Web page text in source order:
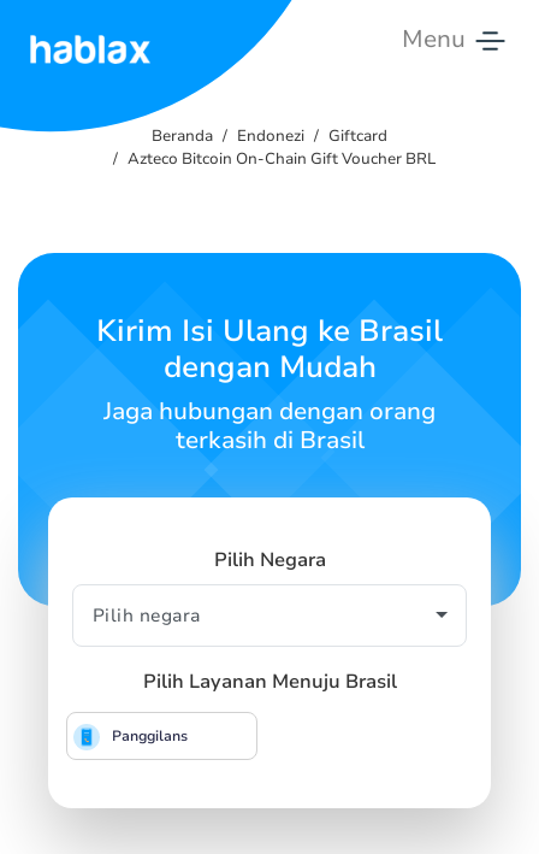
Menu
Kami
Bahasa Indonesia
Beranda Endonezi
Giftcard
Azteco Bitcoin On-Chain Gift Voucher BRL
Kirim Isi Ulang ke Brasil
dengan Mudah
Jaga hubungan dengan orang
terkasih di Brasil
Pilih Negara
Pilih Layanan Menuju Brasil
Panggilans